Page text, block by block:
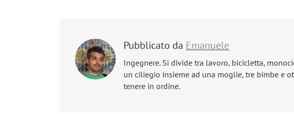
Pubblicato da Emanuele
Ingegnere. Si divide tra lavoro, bicicletta,
un ciliegio insieme ad una moglie, tre bimbe e
tenere in ordine.